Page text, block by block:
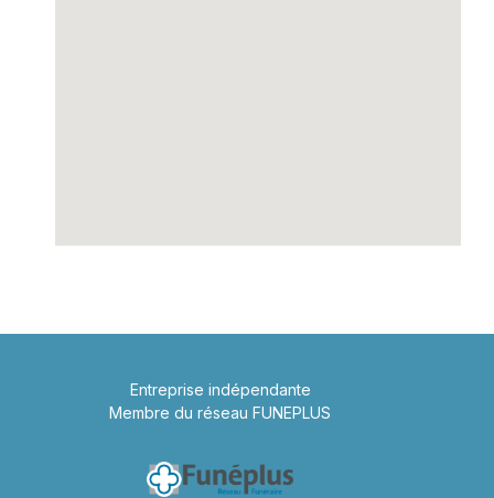
Entreprise indépendante
Membre du réseau FUNEPLUS